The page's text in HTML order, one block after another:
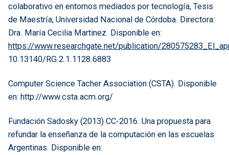
colaborativo en entornos mediados por tecnología, Tesis
de Maestría, Universidad Nacional de Córdoba. Directora:
Dra. María Cecilia Martinez. Disponible en:
https://www.researchgate.net/publication/
10.13140/RG.2.1.1128.6883
Computer Science Tacher Association (CSTA). Disponible
en: http://www.csta.acm.org/
Fundación Sadosky (2013) CC-2016. Una propuesta para
refundar la enseñanza de la computación en las escuelas
Argentinas. Disponible en: